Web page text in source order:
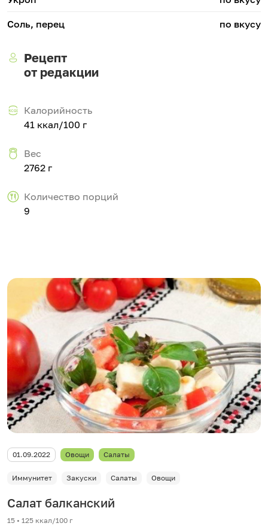
Соль, перец по вкусу
Рецепт
от редакции
Калорийность
41 ккал/100 г
Вес
2762 г
Количество порций
9
01.09.2022 Овощи Салаты
Иммунитет Закуски Салаты Овощи
Салат балканский
15 • 125 ккал/100 г